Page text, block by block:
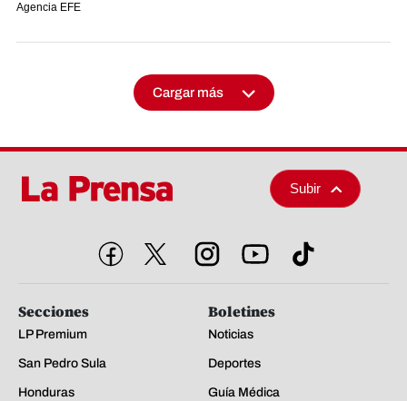
Agencia EFE
Cargar más
Subir
Secciones
LP Premium
San Pedro Sula
Honduras
Boletines
Noticias
Deportes
Guía Médica